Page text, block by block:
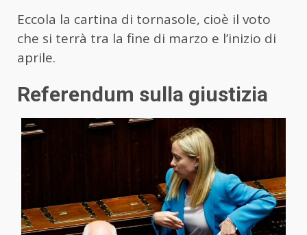
Eccola la cartina di tornasole, cioè il voto
che si terrà tra la fine di marzo e l’inizio di
aprile.
Referendum sulla giustizia